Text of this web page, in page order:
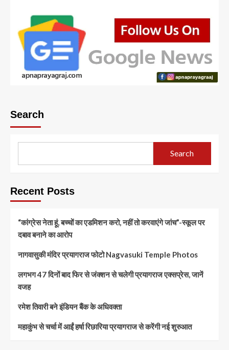
Search
Search
Recent Posts
“कांग्रेस नेता हूं, बच्चों का एडमिशन करो, नहीं तो करवाएंगे जांच”-स्कूल पर
दबाव बनाने का आरोप
नागवासुकी मंदिर प्रयागराज फोटो Nagvasuki Temple Photos
लगभग 47 दिनों बाद फिर से जंक्शन से चलेगी प्रयागराज एक्सप्रेस, जानें
वजह
रमेश तिवारी बने इंडियन बैंक के अधिवक्ता
महाकुंभ से चर्चा में आईं हर्षा रिछारिया प्रयागराज से करेंगी नई शुरुआत